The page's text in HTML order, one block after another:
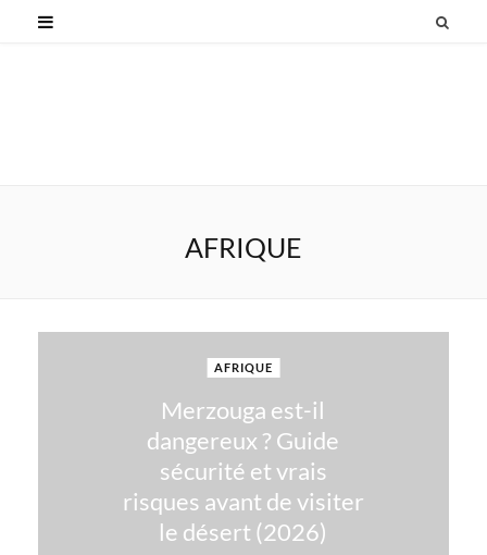
AFRIQUE
AFRIQUE
Merzouga est-il
dangereux ? Guide
sécurité et vrais
risques avant de visiter
le désert (2026)